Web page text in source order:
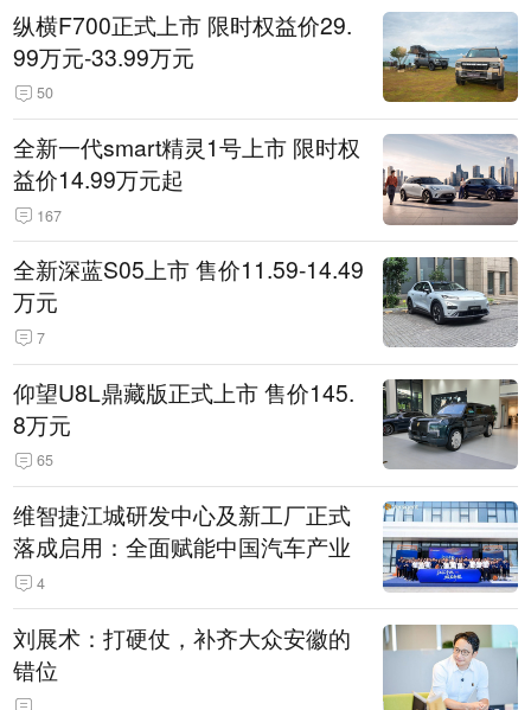
纵横F700正式上市 限时权益价29.
99万元-33.99万元
50
全新一代smart精灵1号上市 限时权
益价14.99万元起
167
全新深蓝S05上市 售价11.59-14.49
万元
7
仰望U8L鼎藏版正式上市 售价145.
8万元
65
维智捷江城研发中心及新工厂正式
落成启用：全面赋能中国汽车产业
4
刘展术：打硬仗，补齐大众安徽的
错位